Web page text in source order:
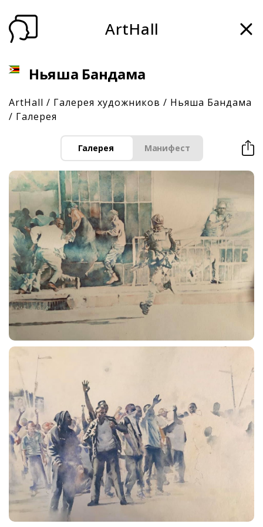
ArtHall
Ньяша Бандама
ArtHall / Галерея художников / Ньяша Бандама
/ Галерея
Галерея Манифест